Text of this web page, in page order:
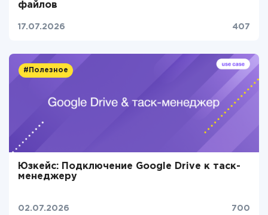
файлов
17.07.2026 407
#Полезное
Юзкейс: Подключение Google Drive к таск-
менеджеру
02.07.2026 700